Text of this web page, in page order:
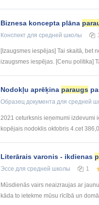
Biznesa koncepta plāna
Конспект для средней школы
[Izaugsmes iespējas] Tai skaitā, bet
izaugsmes iespējas. [Cenu politika]
Nodokļu aprēķina paraugs
Образец документа для средней
2021 ceturksnis ieņemumi izdevumi
kopējais nodoklis oktobris 4.cet
Literārais varonis - ikdienas
Эссе для средней школы 1
Mūsdienās vairs neaizraujas ar
kāda to ietekme mūsu rīcībā un